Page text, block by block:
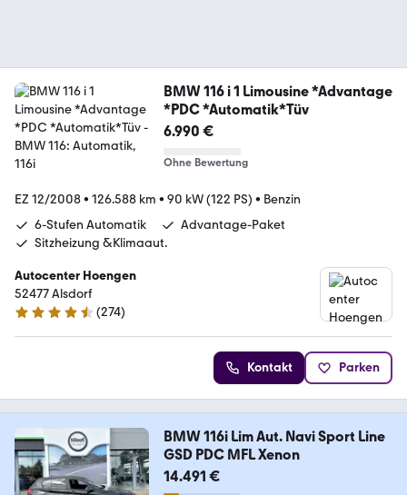
BMW 116 i 1 Limousine *Advantage
*PDC *Automatik*Tüv
6.990 €
Ohne Bewertung
EZ 12/2008• 126.588 km • 90 kW (122 PS) • Benzin
6-Stufen Automatik
Advantage-Paket
Sitzheizung &Klimaaut.
Autocenter Hoengen
52477 Alsdorf
4.5 Sterne
(274)
Kontakt Parken
BMW 116i Lim Aut. Navi Sport Line
GSD PDC MFL Xenon
14.491 €